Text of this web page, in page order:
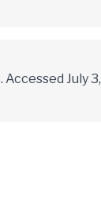
July 3,